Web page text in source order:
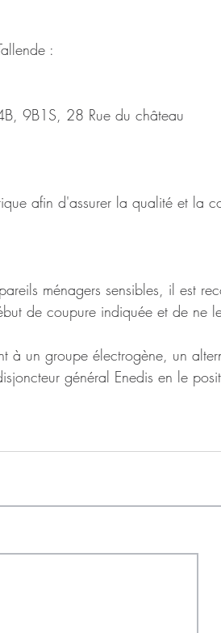
:
9B1S, 28 Rue du château
afin d'assurer la qualité et la
ménagers sensibles, il est
de coupure indiquée et de ne
à un groupe électrogène, un
général Enedis en le